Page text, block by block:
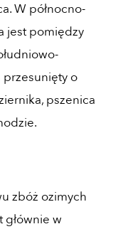
W północno-
jest pomiędzy
o
pszenica
zbóż ozimych
głównie w